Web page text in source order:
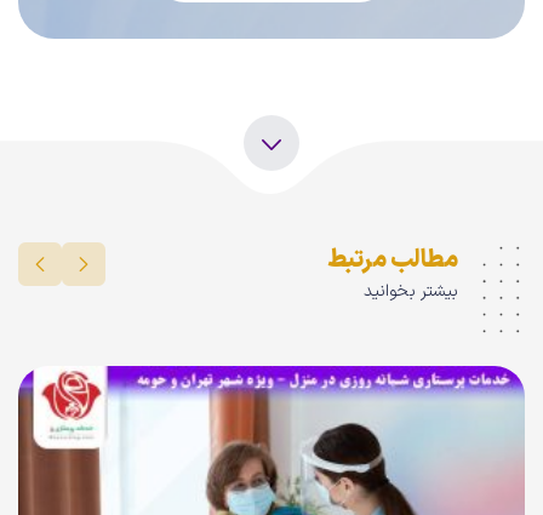
مطالب مرتبط
بیشتر بخوانید